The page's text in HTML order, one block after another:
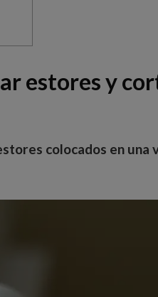
estores y
colocados en una